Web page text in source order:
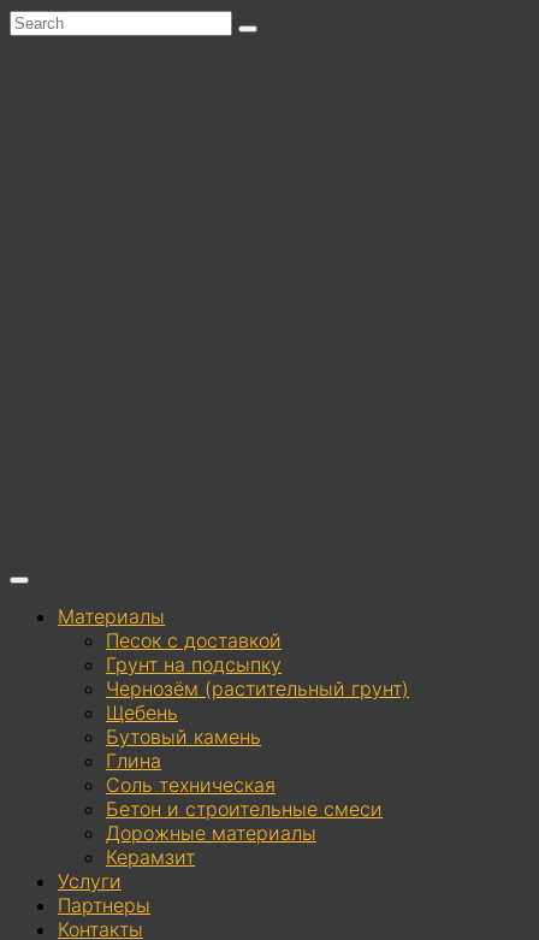
Материалы
Песок с доставкой
Грунт на подсыпку
Чернозём (растительный грунт)
Щебень
Бутовый камень
Глина
Соль техническая
Бетон и строительные смеси
Дорожные материалы
Керамзит
Услуги
Партнеры
Контакты